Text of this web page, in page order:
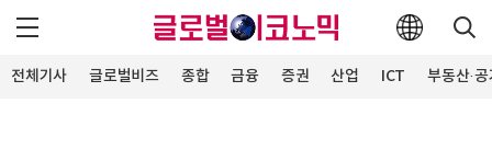
전체기사 글로벌비즈 종합 금융 증권 산업 ICT 부동산·